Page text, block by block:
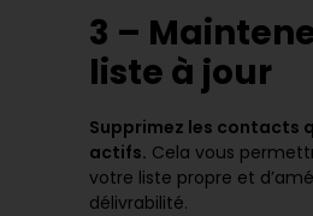
3 –
liste à jour
Supprimez les contacts
actifs. Cela vous
votre liste propre et
délivrabilité.